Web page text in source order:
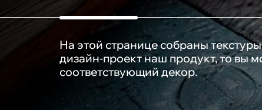
На этой странице собраны
дизайн-проект наш продукт, то вы
соответствующий декор.